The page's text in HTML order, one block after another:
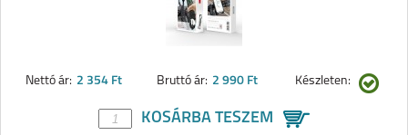
Nettó ár: 2 354 Ft Bruttó ár: 2 990 Ft Készleten:
KOSÁRBA TESZEM